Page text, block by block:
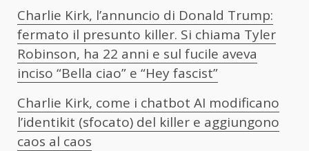
Charlie Kirk, l’annuncio di Donald Trump:
fermato il presunto killer. Si chiama Tyler
Robinson, ha 22 anni e sul fucile aveva
inciso “Bella ciao” e “Hey fascist”
Charlie Kirk, come i chatbot AI modificano
l’identikit (sfocato) del killer e aggiungono
caos al caos